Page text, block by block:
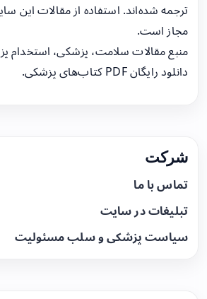
ترجمه شده‌اند. استفاده از مقالات این
مجاز است.
منبع مقالات سلامت، پزشکی، استخدام
دانلود رایگان PDF کتاب‌های پزشکی.
شرکت
تماس با ما
تبلیغات در سایت
سیاست پزشکی و سلب مسئولیت